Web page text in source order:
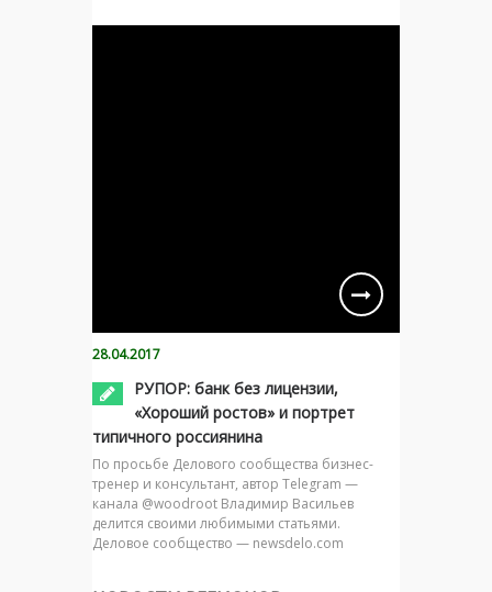
28.04.2017
РУПОР: банк без лицензии,
«Хороший ростов» и портрет
типичного россиянина
По просьбе Делового сообщества бизнес-
тренер и консультант, автор Telegram —
канала @woodroot Владимир Васильев
делится своими любимыми статьями.
Деловое сообщество — newsdelo.com